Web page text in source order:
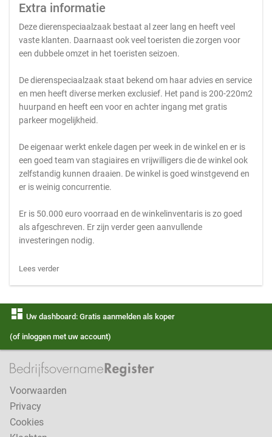
Extra informatie
Deze dierenspeciaalzaak bestaat al zeer lang en heeft veel
vaste klanten. Daarnaast ook veel toeristen die zorgen voor
een dubbele omzet in het toeristen seizoen.
De dierenspeciaalzaak staat bekend om haar advies en service
en men heeft diverse merken exclusief. Het pand is 200-220m2
huurpand en heeft een voor en achter ingang met gratis
parkeer mogelijkheid.
De eigenaar werkt enkele dagen per week in de winkel en er is
een goed team van stagiaires en vrijwilligers die de winkel ook
zelfstandig kunnen draaien. De winkel is goed winstgevend en
er is weinig concurrentie.
Er is 50.000 euro voorraad en de winkelinventaris is zo goed
als afgeschreven. Er zijn verder geen aanvullende
investeringen nodig.
Lees verder
dashboard Uw dashboard: Gratis aanmelden als koper
(of inloggen met uw account)
Voorwaarden
Privacy
Cookies